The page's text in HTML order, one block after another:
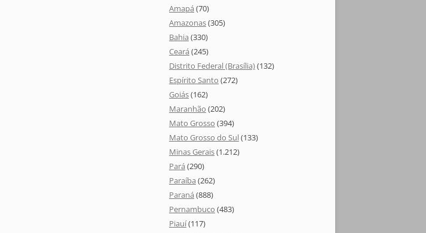
Amapá (70)
Amazonas(305)
Bahia (330)
Ceará (245)
Distrito Federal (Brasília)(132)
Espírito Santo (272)
Goiás(162)
Maranhão (202)
Mato Grosso (394)
Mato Grosso do Sul(133)
Minas Gerais(1.212)
Pará (290)
Paraíba (262)
Paraná (888)
Pernambuco (483)
Piauí(117)